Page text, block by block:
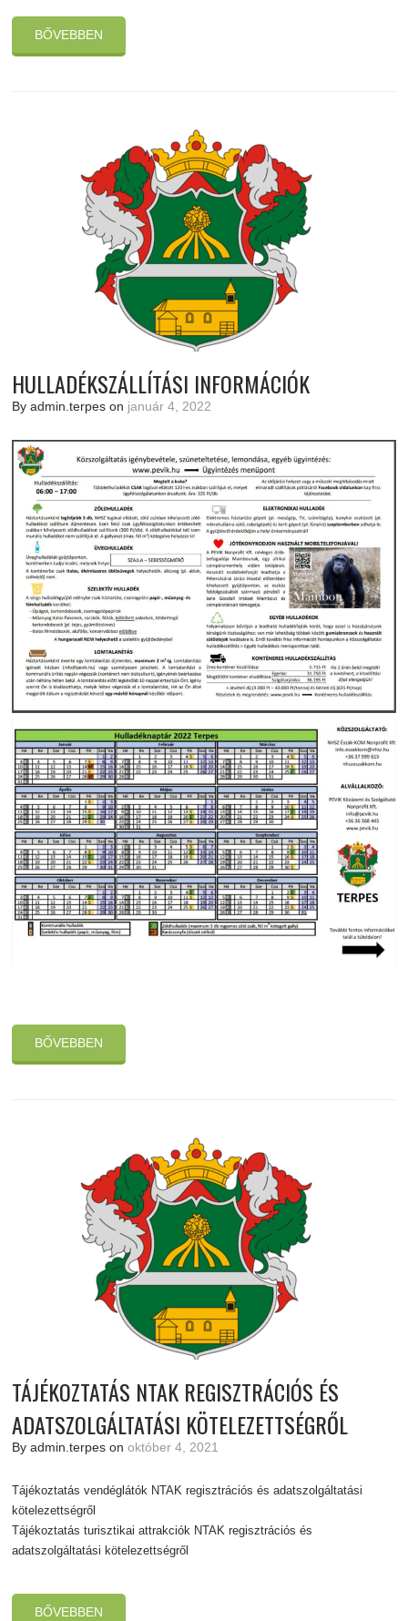
BŐVEBBEN
HULLADÉKSZÁLLÍTÁSI INFORMÁCIÓK
By admin.terpes on január 4, 2022
BŐVEBBEN
TÁJÉKOZTATÁS NTAK REGISZTRÁCIÓS ÉS
ADATSZOLGÁLTATÁSI KÖTELEZETTSÉGRŐL
By admin.terpes onoktóber 4, 2021
Tájékoztatás vendéglátók NTAK regisztrációs és adatszolgáltatási
kötelezettségről
Tájékoztatás turisztikai attrakciók NTAK regisztrációs és
adatszolgáltatási kötelezettségről
BŐVEBBEN